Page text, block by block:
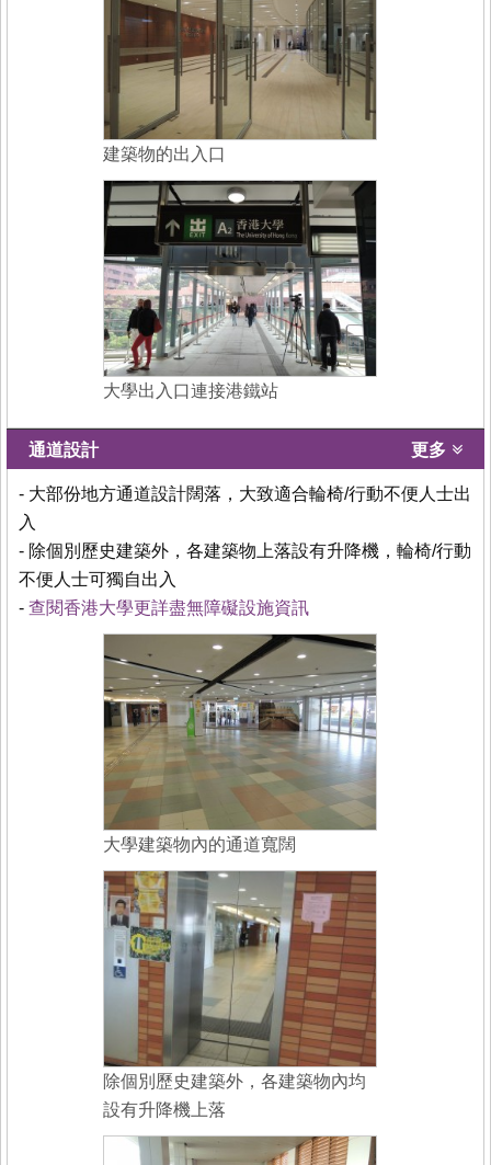
建築物的出入口
大學出入口連接港鐵站
通道設計 更多
- 大部份地方通道設計闊落，大致適合輪椅/行動不便人士出
入
- 除個別歷史建築外，各建築物上落設有升降機，輪椅/行動
不便人士可獨自出入
- 查閱香港大學更詳盡無障礙設施資訊
大學建築物內的通道寬闊
除個別歷史建築外，各建築物內均
設有升降機上落